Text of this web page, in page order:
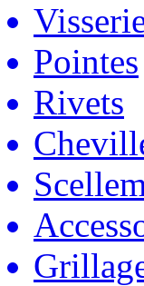
Pointes
Rivets